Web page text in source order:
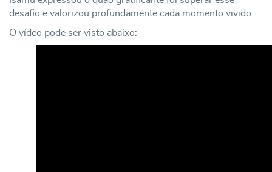
desafio e valorizou profundamente cada momento vivido.
O vídeo pode ser visto abaixo: